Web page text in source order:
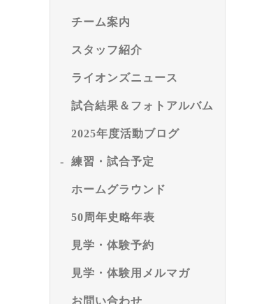
チーム案内
スタッフ紹介
ライオンズニュース
試合結果＆フォトアルバム
2025年度活動ブログ
練習・試合予定
ホームグラウンド
50周年史略年表
見学・体験予約
見学・体験用メルマガ
お問い合わせ